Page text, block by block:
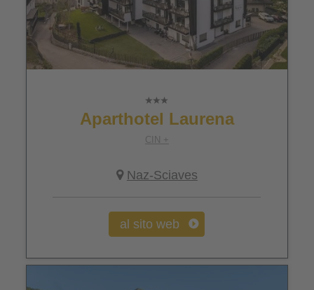
Aparthotel Laurena
CIN +
Naz-Sciaves
al sito web